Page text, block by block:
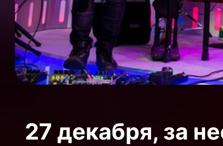
27 декабря, за